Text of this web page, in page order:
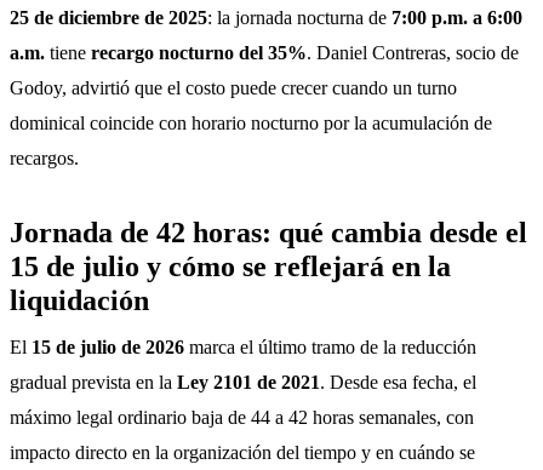
25 de diciembre de 2025: la jornada nocturna de 7:00 p.m. a 6:00
a.m. tiene recargo nocturno del 35%. Daniel Contreras, socio de
Godoy, advirtió que el costo puede crecer cuando un turno
dominical coincide con horario nocturno por la acumulación de
recargos.
Jornada de 42 horas: qué cambia desde el
15 de julio y cómo se reflejará en la
liquidación
El 15 de julio de 2026 marca el último tramo de la reducción
gradual prevista en la Ley 2101 de 2021. Desde esa fecha, el
máximo legal ordinario baja de 44 a 42 horas semanales, con
impacto directo en la organización del tiempo y en cuándo se